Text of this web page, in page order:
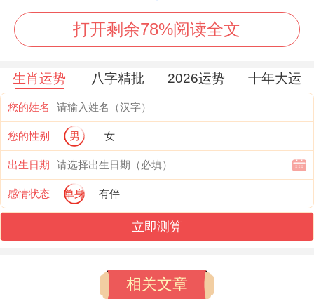
木，此谓制化有情，凭借这种内在的五行制
岁君带来的压力转化为进取的动力。
神煞为你观照：除了五行生克。神煞是另一
重要参考范围，对于辛亥年生人2026年逢孤
辰、劫煞等星曜入度，孤辰星主缘，标记该
年度在人际协作或情感互动上易感孤军奋战
或知音难觅，需主动经营关系，避免因专注
策或条件 分配时需防范意外损耗或竞争截
打开剩余78%阅读全文
生肖运势 八字精批 2026运势 十年大运
您的姓名
您的性别 男 女
出生日期
感情状态 单身 有伴
立即测算
相关文章